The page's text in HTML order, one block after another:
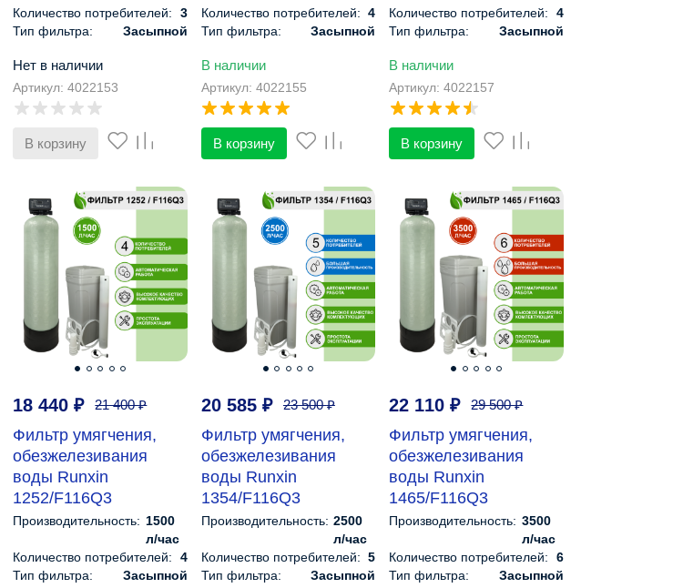
Количество потребителей:
3
Тип фильтра:
Засыпной
Габариты, см:
Нет в наличии
Артикул: 4022153
В корзину
Количество потребителей: 4
Тип фильтра:
Засыпной
Габариты, см:
В наличии
Артикул: 4022155
В корзину
Количество потребителей:
4
Тип фильтра:
Засыпной
Габариты, см:
В наличии
Артикул: 4022157
В корзину
18 440₽ 21 400₽
Фильтр умягчения,
обезжелезивания
воды Runxin
1252/F116Q3
Производительность: 1500
л/час
Количество потребителей:
4
Тип фильтра:
Засыпной
20 585 ₽ 23 500₽
Фильтр умягчения,
обезжелезивания
воды Runxin
1354/F116Q3
Производительность: 2500
л/час
Количество потребителей: 5
Тип фильтра:
Засыпной
22 110₽ 29 500₽
Фильтр умягчения,
обезжелезивания
воды Runxin
1465/F116Q3
Производительность: 3500
л/час
Количество потребителей:
6
Тип фильтра:
Засыпной